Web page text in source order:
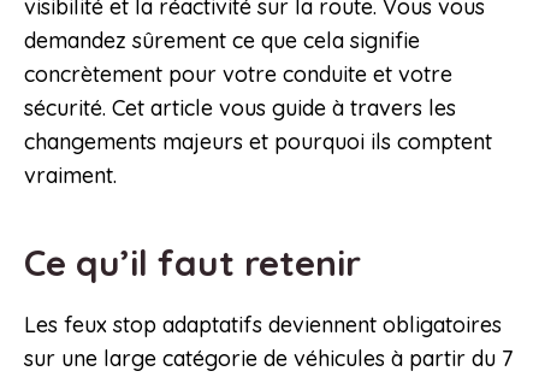
visibilité et la réactivité sur la route. Vous vous
demandez sûrement ce que cela signifie
concrètement pour votre conduite et votre
sécurité. Cet article vous guide à travers les
changements majeurs et pourquoi ils comptent
vraiment.
Ce qu’il faut retenir
Les feux stop adaptatifs deviennent obligatoires
sur une large catégorie de véhicules à partir du 7